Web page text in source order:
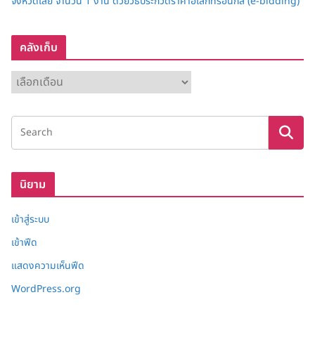
คลังเก็บ
ลั
ง
ก็
นิยาม
เข้าสู่ระบบ
เข้าฟีด
แสดงความเห็นฟีด
WordPress.org